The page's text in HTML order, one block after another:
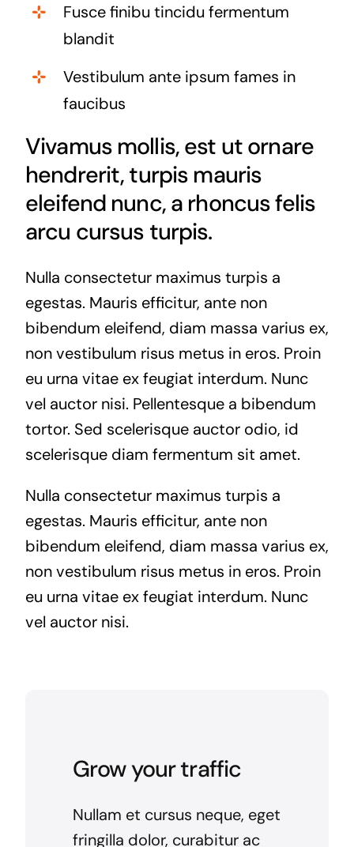
Fusce finibu tincidu fermentum
blandit
Vestibulum ante ipsum fames in
faucibus
Vivamus mollis, est ut ornare
hendrerit, turpis mauris
eleifend nunc, a rhoncus felis
arcu cursus turpis.
Nulla consectetur maximus turpis a
egestas. Mauris efficitur, ante non
bibendum eleifend, diam massa varius ex,
non vestibulum risus metus in eros. Proin
eu urna vitae ex feugiat interdum. Nunc
vel auctor nisi. Pellentesque a bibendum
tortor. Sed scelerisque auctor odio, id
scelerisque diam fermentum sit amet.
Nulla consectetur maximus turpis a
egestas. Mauris efficitur, ante non
bibendum eleifend, diam massa varius ex,
non vestibulum risus metus in eros. Proin
eu urna vitae ex feugiat interdum. Nunc
vel auctor nisi.
Grow your traffic
Nullam et cursus neque, eget
fringilla dolor, curabitur ac